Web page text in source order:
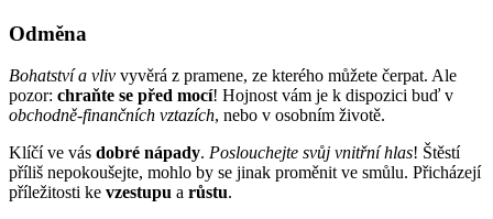
Odměna
Bohatství a vliv vyvěrá z pramene, ze kterého můžete čerpat. Ale
pozor: chraňte se před mocí! Hojnost vám je k dispozici buď v
obchodně-finančních vztazích, nebo v osobním životě.
Klíčí ve vás dobré nápady. Poslouchejte svůj vnitřní hlas! Štěstí
příliš nepokoušejte, mohlo by se jinak proměnit ve smůlu. Přicházejí
příležitosti ke vzestupu a růstu.